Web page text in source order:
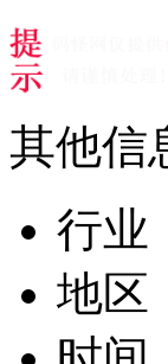
其他信
行业
地区